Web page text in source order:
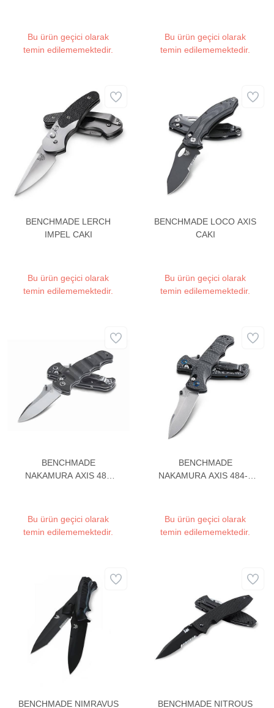
Bu ürün geçici olarak
temin edilememektedir.
Bu ürün geçici olarak
temin edilememektedir.
BENCHMADE LERCH
IMPEL CAKI
Bu ürün geçici olarak
temin edilememektedir.
BENCHMADE LOCO AXIS
CAKI
Bu ürün geçici olarak
temin edilememektedir.
BENCHMADE
NAKAMURA AXIS 484
Bu ürün geçici olarak
temin edilememektedir.
BENCHMADE
NAKAMURA AXIS 484-1
Bu ürün geçici olarak
temin edilememektedir.
BENCHMADE NIMRAVUS BENCHMADE NITROUS